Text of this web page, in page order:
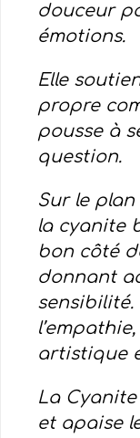
douceur
émotions.
Elle
propre
pousse à
question.
Sur le
la cyanite
bon côté
donnant
sensibilité.
artistique
La
et apaise